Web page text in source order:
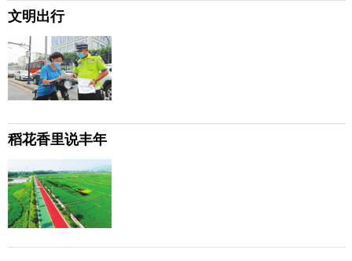
文明出行
稻花香里说丰年